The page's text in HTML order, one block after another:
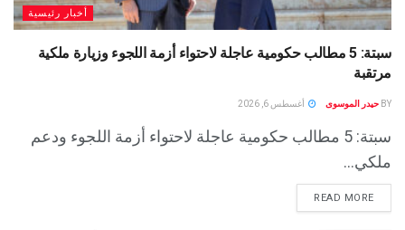
أخبار رئيسية
سبتة: 5 مطالب حكومية عاجلة لاحتواء أزمة اللجوء وزيارة ملكية
مرتقبة
BY حيدر الموسوى أغسطس 6, 2026
سبتة: 5 مطالب حكومية عاجلة لاحتواء أزمة اللجوء ودعم
ملكي...
READ MORE